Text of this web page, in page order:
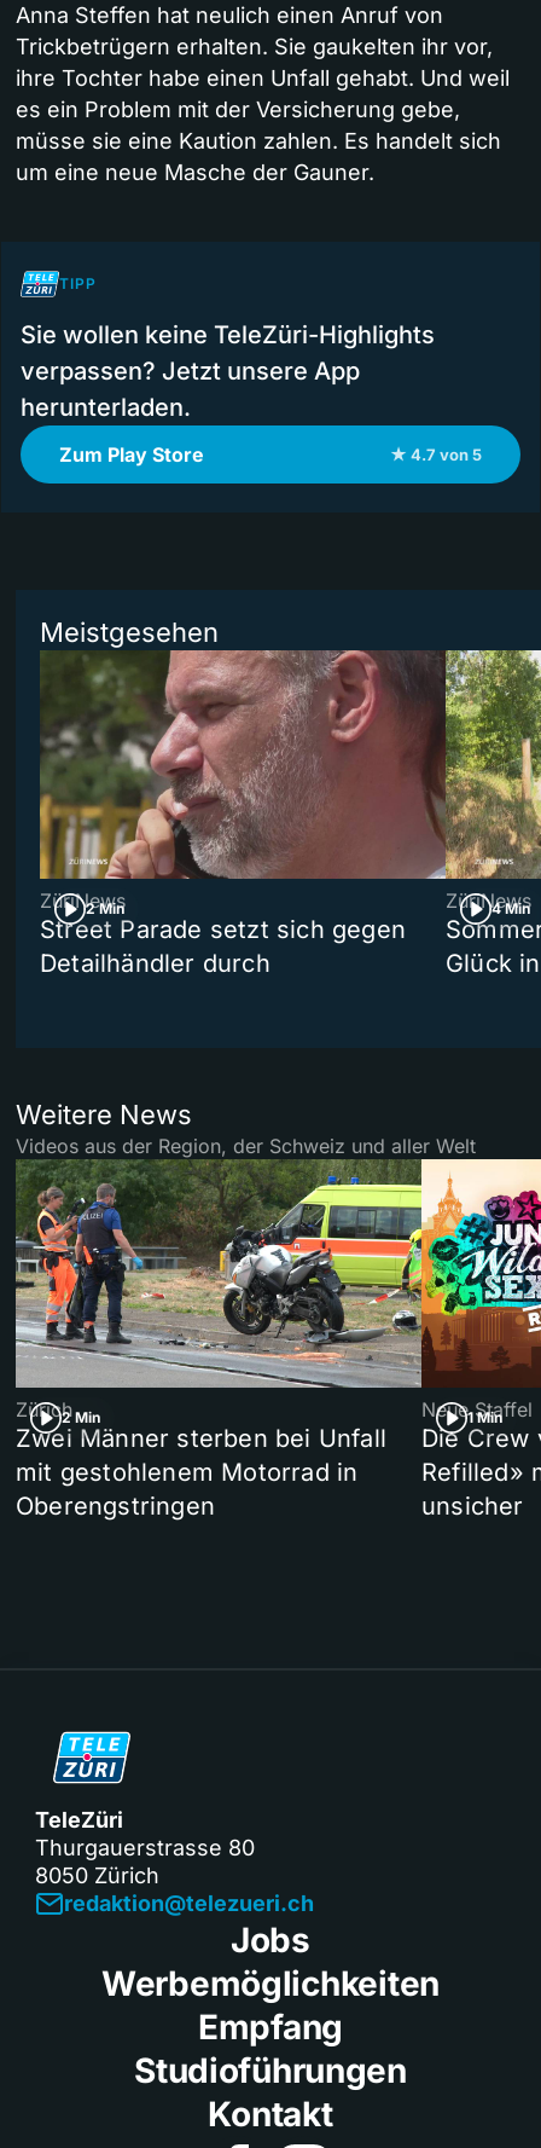
Anna Steffen hat neulich einen Anruf von
Trickbetrügern erhalten. Sie gaukelten ihr vor,
ihre Tochter habe einen Unfall gehabt. Und weil
es ein Problem mit der Versicherung gebe,
müsse sie eine Kaution zahlen. Es handelt sich
um eine neue Masche der Gauner.
TIPP
Sie wollen keine TeleZüri-Highlights
verpassen? Jetzt unsere App
herunterladen.
Zum Play Store ★ 4.7 von 5
Meistgesehen
2 Min
ZüriNews
Street Parade setzt sich gegen
Detailhändler durch
4 Min
ZüriNews
Glück
Weitere News
Videos aus der Region, der Schweiz und aller Welt
2 Min
Zürich
Zwei Männer sterben bei Unfall
mit gestohlenem Motorrad in
Oberengstringen
1 Min
Neue Staffel
Die Crew
Refilled»
unsicher
TeleZüri
Thurgauerstrasse 80
8050 Zürich
redaktion@telezueri.ch
Jobs
Werbemöglichkeiten
Empfang
Studioführungen
Kontakt